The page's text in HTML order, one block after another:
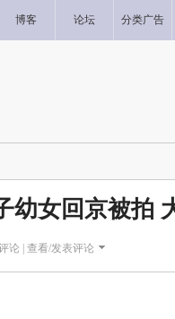
博客 论坛 分类广告
幼女回京被拍
论 | 查看/发表评论